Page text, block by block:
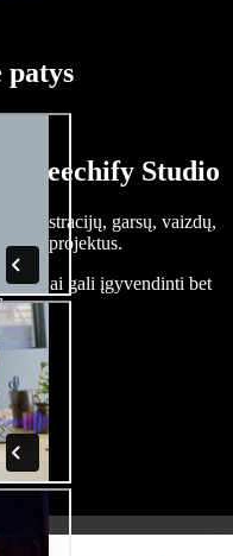
patys
Speechify Studio
iliustracijų, garsų, vaizdų,
projektus.
kūrėjai gali įgyvendinti bet